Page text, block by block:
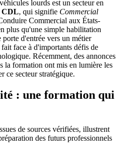
lourds est un secteur en
CDL, qui signifie Commercial
Commercial aux États-
plus qu'une simple habilitation
d'entrée vers un métier
face à d'importants défis de
Récemment, des annonces
la formation ont mis en lumière les
ce secteur stratégique.
: une formation qui
de sources vérifiées, illustrent
des futurs professionnels